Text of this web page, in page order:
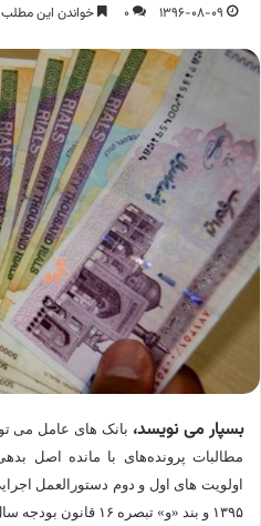
1396-08-09
0 خواندن این مطلب 3 دقیقه زمان میبرد
بسپار می نویسد،
۱۳۹۵ و بند «و» تبصره ۱۶ قانون بودجه سال جاری اقدام کنند.